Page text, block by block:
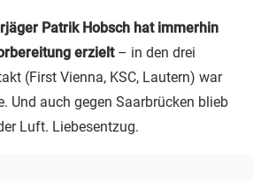
Patrik Hobsch hat immerhin
erzielt – in den drei
(First Vienna, KSC, Lautern) war
Und auch gegen Saarbrücken blieb
Luft. Liebesentzug.